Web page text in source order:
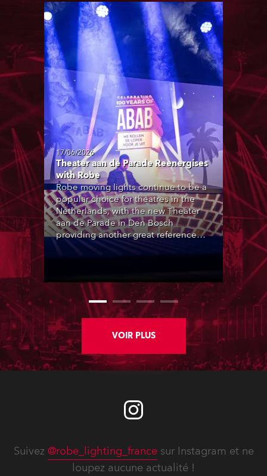
17/06/2026
Theater aan de Parade Reenergises
with Robe
Robe moving lights continue to be a
popular choice for theatres in the
Netherlands, with the new Theater
aan de Parade in Den Bosch
providing another great reference
site, with over 200 Robe products in
the house lighting rigs of its two
VOIR PLUS
Suivez @robe_lighting_francesur Instagram et ne
loupez aucune actualité !